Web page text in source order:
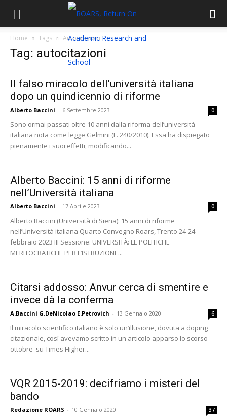
Home Tags Autocitazioni
Tag: autocitazioni
Il falso miracolo dell’università italiana
dopo un quindicennio di riforme
Alberto Baccini - 6 Settembre 2023 0
Sono ormai passati oltre 10 anni dalla riforma dell’università
italiana nota come legge Gelmini (L. 240/2010). Essa ha dispiegato
pienamente i suoi effetti, modificando...
Alberto Baccini: 15 anni di riforme
nell’Università italiana
Alberto Baccini - 17 Aprile 2023 0
Alberto Baccini (Università di Siena): 15 anni di riforme
nell’Università italiana Quarto Convegno Roars, Trento 24-24
febbraio 2023 III Sessione: UNIVERSITÀ: LE POLITICHE
MERITOCRATICHE PER L’ISTRUZIONE...
Citarsi addosso: Anvur cerca di smentire e
invece dà la conferma
A.Baccini G.DeNicolao E.Petrovich - 13 Gennaio 2020 6
Il miracolo scientifico italiano è solo un’illusione, dovuta a doping
citazionale, così avevamo scritto in un articolo apparso lo scorso
ottobre su Times Higher...
VQR 2015-2019: decifriamo i misteri del
bando
Redazione ROARS - 10 Gennaio 2020 37